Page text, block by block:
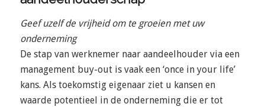
Geef uzelf de vrijheid om te groeien met uw
onderneming
De stap van werknemer naar aandeelhouder via een
management buy-out is vaak een ‘once in your life’
kans. Als toekomstig eigenaar ziet u kansen en
waarde potentieel in de onderneming die er tot